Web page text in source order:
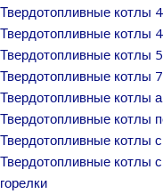
Твердотопливные котлы
Твердотопливные котлы
Твердотопливные котлы
Твердотопливные котлы
Твердотопливные котлы
Твердотопливные котлы
Твердотопливные котлы
Твердотопливные котлы
горелки